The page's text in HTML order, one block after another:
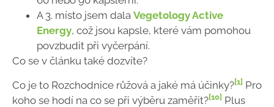
A 3. místo jsem dala Vegetology Active
Energy, což jsou kapsle, které vám pomohou
povzbudit při vyčerpání.
Co se v článku také dozvíte?
Co je to Rozchodnice růžová a jaké má účinky?[1] Pro
koho se hodí na co se při výběru zaměřit?[10] Plus